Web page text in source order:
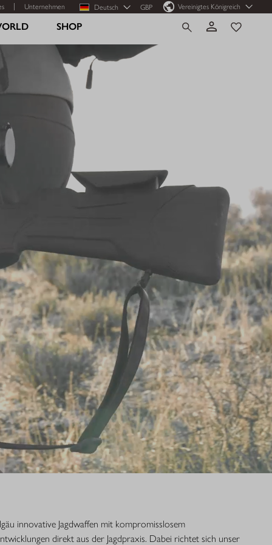
Unternehmen Deutsch GBP Vereinigtes Königreich
SHOP
innovative Jagdwaffen mit kompromisslosem
direkt aus der Jagdpraxis. Dabei richtet sich unser